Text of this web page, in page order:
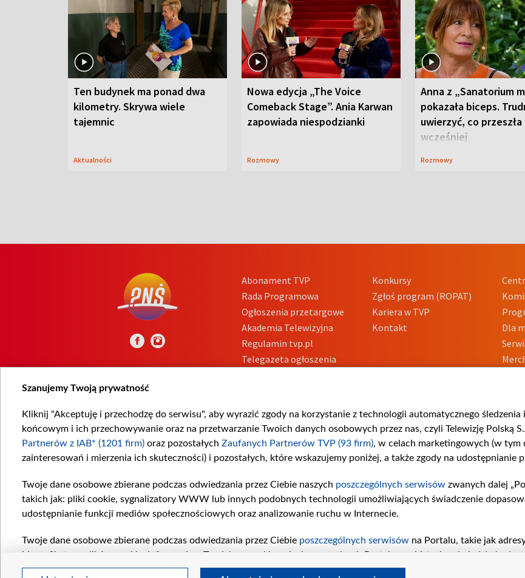
Ten budynek ma ponad dwa
kilometry. Skrywa wiele
tajemnic
Aktualności
Nowa edycja „The Voice
Comeback Stage”. Ania Karwan
zapowiada niespodzianki
Rozmowy
Anna z „Sanatorium
pokazała biceps.
uwierzyć, co przeszła
wcześniej
Rozmowy
Abonament TVP
Rada Programowa
Ogłoszenia przetargowe
Akademia Telewizyjna
Regulamin tvp.pl
Telegazeta ogłoszenia
Konkursy
Zgłoś program (ROPAT)
Kariera w TVP
Kontakt
Dla
Szanujemy Twoją prywatność
Kliknij "Akceptuję i przechodzę do serwisu", aby wyrazić zgody na korzystanie z technologii automatycznego
końcowym i ich przechowywanie oraz na przetwarzanie Twoich danych osobowych przez nas, czyli Telewizję Polską
Partnerów z IAB* (1201 firm) oraz pozostałych Zaufanych Partnerów TVP (93 firm), w celach marketingowych (w tym
zainteresowań i mierzenia ich skuteczności) i pozostałych, które wskazujemy poniżej, a także zgody na udostępnianie
Twoje dane osobowe zbierane podczas odwiedzania przez Ciebie naszych poszczególnych serwisów zwanych dalej
takich jak: pliki cookie, sygnalizatory WWW lub innych podobnych technologii umożliwiających świadczenie
udostępnianie funkcji mediów społecznościowych oraz analizowanie ruchu w Internecie.
Twoje dane osobowe zbierane podczas odwiedzania przez Ciebie poszczególnych serwisów na Portalu, takie jak
identyfikatory plików cookie, informacje o Twoich wyszukiwaniach w serwisach Portalu czy historia odwiedzin będą
pozostałychZaufanych Partnerów TVP dla realizacji następujących celów i funkcji: przechowywania informacji na